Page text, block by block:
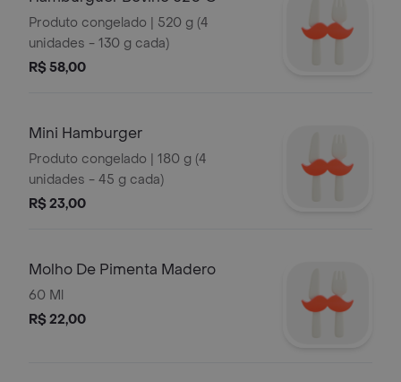
Produto congelado | 520 g (4
unidades - 130 g cada)
R$ 58,00
Mini Hamburger
Produto congelado | 180 g (4
unidades - 45 g cada)
R$ 23,00
Molho De Pimenta Madero
60 Ml
R$ 22,00